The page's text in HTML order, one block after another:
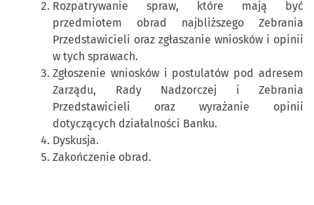
Rozpatrywanie spraw, które mają być
przedmiotem obrad najbliższego Zebrania
Przedstawicieli oraz zgłaszanie wniosków i opinii
w tych sprawach.
Zgłoszenie wniosków i postulatów pod adresem
Zarządu, Rady Nadzorczej i Zebrania
Przedstawicieli oraz wyrażanie opinii
dotyczących działalności Banku.
Dyskusja.
Zakończenie obrad.